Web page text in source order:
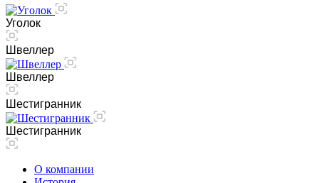
Уголок
Швеллер
Швеллер
Шестигранник
Шестигранник
О компании